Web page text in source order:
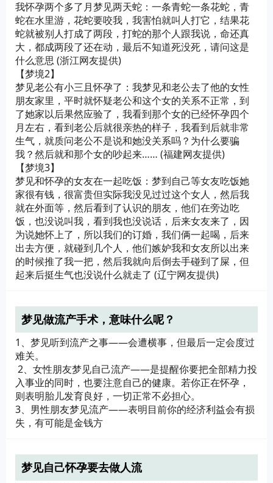
我怀孕两个多了月梦见两天蛇：一条青蛇一条花蛇，青
蛇在水里游，花蛇要咬我，我害怕就叫人打它，结果花
蛇就被别人打成了两段，打蛇的那个人跟我说，命还真
大，都成两段了还在动，最后不知道死没死，请问这是
什么意思 (浙江网友提供)
【梦境2】
梦见老公有小三且怀孕了：我梦见和老公去了他的女性
朋友家里，平时就怀疑老公和这个女的关系不正常，到
了她家以后果然应验了，我看到那个女的已经怀孕四个
月左右，看到老公后就很亲热的样子，我看到后就非常
生气，就质问老公不是说和她没关系吗？为什么要骗
我？然后就和那个女的吵起来…… (福建网友提供)
【梦境3】
梦见和怀孕的女友在一起吃饭：梦到自己等女友吃饭她
家很有钱，很富贵但实际我没见过过这个女人，然后我
就在外面等，然后看到了认识的朋友，他们在旁边吃
饭，也没说叫我，看到我也没说话，后来女友来了，因
为说她怀上了，所以我们的订婚，我们俩一起喝，后来
出去方便，就碰到几个人，他们嫉妒我和女友所以出来
的时候推了我一把，然后我就向后倒去手碰到了屎，但
起来后挺生气也没说什么就走了 (辽宁网友提供)
梦见做流产手术，意味什么呢？
1、梦见听到流产之事——会遭横事，但最后一定会度过
难关。
2、女性朋友梦见自己流产——是提醒你要把全部精力投
入事业的同时，也要注意自己的健康。若你正在怀孕，
则表明胎儿发育良好，一切正常不必担心。
3、男性朋友梦见流产——表明目前你的经济利益会有损
失，有可能是金钱方
梦见自己怀孕要去做人流